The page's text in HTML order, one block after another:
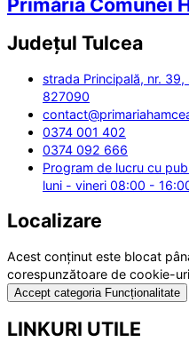
Județul Tulcea
strada Principală, nr.
827090
0374 001 402
0374 092 666
Program de lucru cu
luni - vineri 08:00 -
Localizare
Acest conținut este blocat
corespunzătoare de cookie-
Accept categoria Funcționalitate
LINKURI UTILE